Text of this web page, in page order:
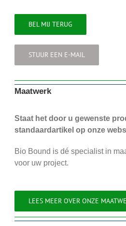
BEL MIJ TERUG
STUUR EEN E-MAIL
Maatwerk
Staat het door u gewenste
standaardartikel op onze
Bio Bound is dé specialist in
voor uw project.
LEES MEER OVER ONZE